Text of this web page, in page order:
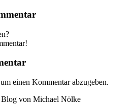
einen Kommentar abzugeben.
Blog von Michael Nölke